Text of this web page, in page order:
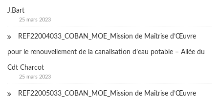
J.Bart
25 mars 2023
REF22004033_COBAN_MOE_Mission de Maîtrise d’Œuvre
pour le renouvellement de la canalisation d’eau potable – Allée du
Cdt Charcot
25 mars 2023
REF22005033_COBAN_MOE_Mission de Maîtrise d’Œuvre